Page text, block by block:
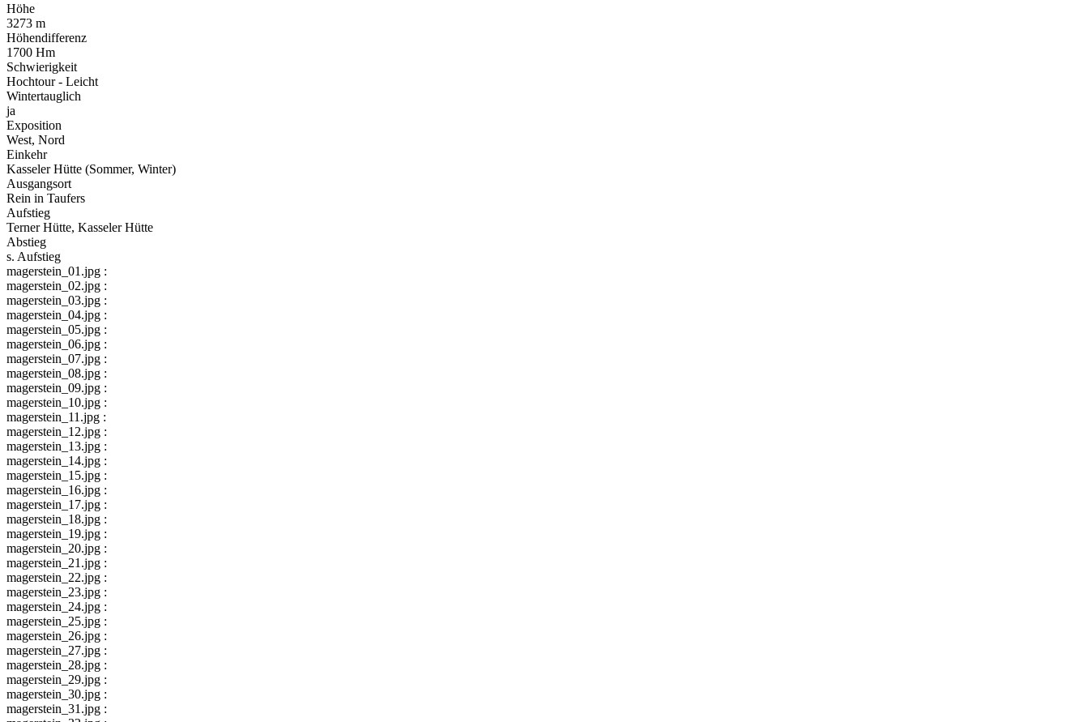
Höhe
3273 m
Höhendifferenz
1700 Hm
Schwierigkeit
Hochtour - Leicht
Wintertauglich
ja
Exposition
West, Nord
Einkehr
Kasseler Hütte (Sommer, Winter)
Ausgangsort
Rein in Taufers
Aufstieg
Terner Hütte, Kasseler Hütte
Abstieg
s. Aufstieg
magerstein_01.jpg :
magerstein_02.jpg :
magerstein_03.jpg :
magerstein_04.jpg :
magerstein_05.jpg :
magerstein_06.jpg :
magerstein_07.jpg :
magerstein_08.jpg :
magerstein_09.jpg :
magerstein_10.jpg :
magerstein_11.jpg :
magerstein_12.jpg :
magerstein_13.jpg :
magerstein_14.jpg :
magerstein_15.jpg :
magerstein_16.jpg :
magerstein_17.jpg :
magerstein_18.jpg :
magerstein_19.jpg :
magerstein_20.jpg :
magerstein_21.jpg :
magerstein_22.jpg :
magerstein_23.jpg :
magerstein_24.jpg :
magerstein_25.jpg :
magerstein_26.jpg :
magerstein_27.jpg :
magerstein_28.jpg :
magerstein_29.jpg :
magerstein_30.jpg :
magerstein_31.jpg :